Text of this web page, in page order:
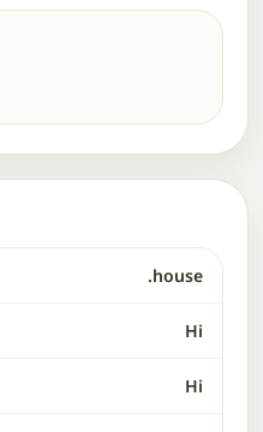
.house
Ні
Ні